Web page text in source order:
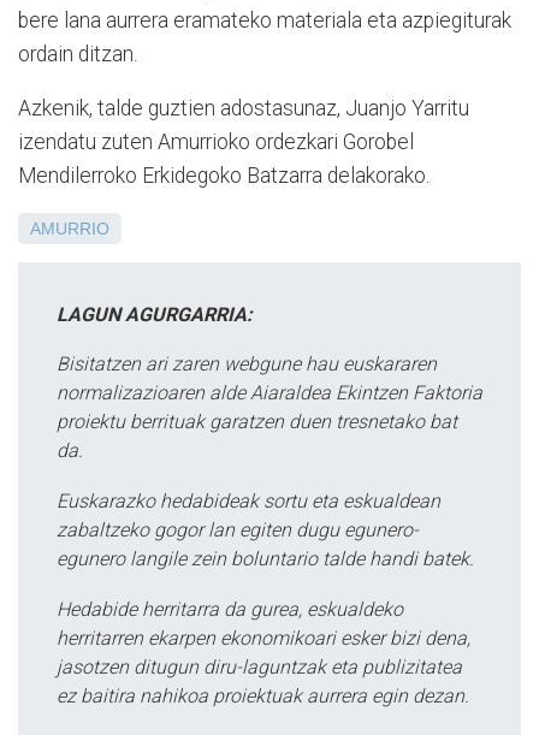
bere lana aurrera eramateko materiala eta azpiegiturak
ordain ditzan.
Azkenik, talde guztien adostasunaz, Juanjo Yarritu
izendatu zuten Amurrioko ordezkari Gorobel
Mendilerroko Erkidegoko Batzarra delakorako.
AMURRIO
LAGUN AGURGARRIA:
Bisitatzen ari zaren webgune hau euskararen
normalizazioaren alde Aiaraldea Ekintzen Faktoria
proiektu berrituak garatzen duen tresnetako bat
da.
Euskarazko hedabideak sortu eta eskualdean
zabaltzeko gogor lan egiten dugu egunero-
egunero langile zein boluntario talde handi batek.
Hedabide herritarra da gurea, eskualdeko
herritarren ekarpen ekonomikoari esker bizi dena,
jasotzen ditugun diru-laguntzak eta publizitatea
ez baitira nahikoa proiektuak aurrera egin dezan.